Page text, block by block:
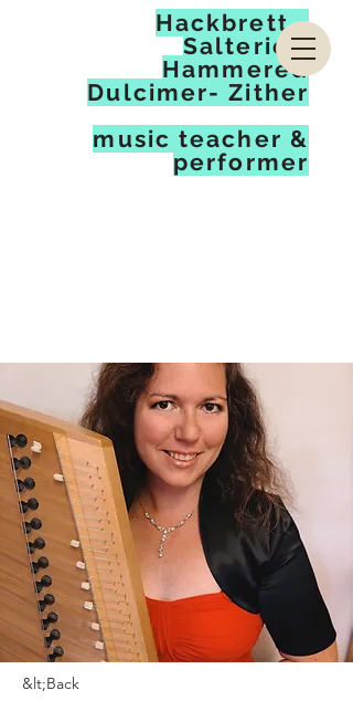
Hackbrett -
Salterio -
Hammered
Dulcimer- Zither
music teacher &
performer
&lt;Back